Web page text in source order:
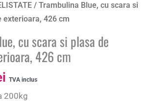
/ Trambulina Blue, cu scara si
exterioara, 426 cm
cu scara si plasa de
426 cm
TVA inclus
200kg